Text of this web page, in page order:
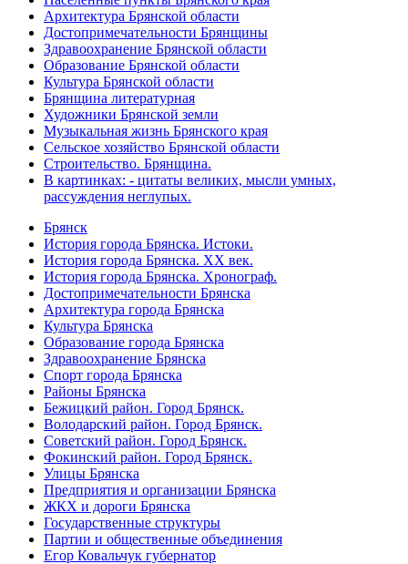
Архитектура Брянской области
Достопримечательности Брянщины
Здравоохранение Брянской области
Образование Брянской области
Культура Брянской области
Брянщина литературная
Художники Брянской земли
Музыкальная жизнь Брянского края
Сельское хозяйство Брянской области
Строительство. Брянщина.
В картинках: - цитаты великих, мысли умных,
рассуждения неглупых.
Брянск
История города Брянска. Истоки.
История города Брянска. XX век.
История города Брянска. Хронограф.
Достопримечательности Брянска
Архитектура города Брянска
Культура Брянска
Образование города Брянска
Здравоохранение Брянска
Спорт города Брянска
Районы Брянска
Бежицкий район. Город Брянск.
Володарский район. Город Брянск.
Советский район. Город Брянск.
Фокинский район. Город Брянск.
Улицы Брянска
Предприятия и организации Брянска
ЖКХ и дороги Брянска
Государственные структуры
Партии и общественные объединения
Егор Ковальчук губернатор